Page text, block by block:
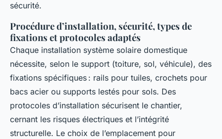
sécurité.
Procédure d’installation, sécurité, types de
fixations et protocoles adaptés
Chaque installation système solaire domestique
nécessite, selon le support (toiture, sol, véhicule), des
fixations spécifiques : rails pour tuiles, crochets pour
bacs acier ou supports lestés pour sols. Des
protocoles d’installation sécurisent le chantier,
cernant les risques électriques et l’intégrité
structurelle. Le choix de l’emplacement pour